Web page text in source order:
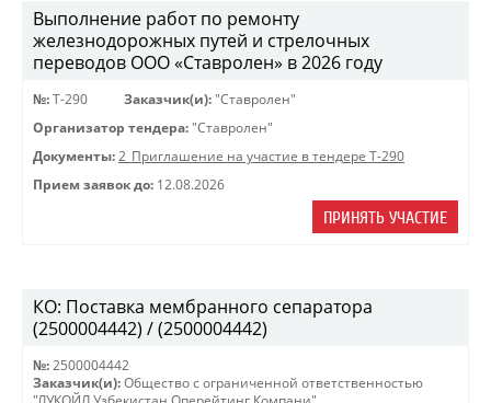
Выполнение работ по ремонту
железнодорожных путей и стрелочных
переводов ООО «Ставролен» в 2026 году
№: Т-290 Заказчик(и): "Ставролен"
Организатор тендера: "Ставролен"
Документы: 2_Приглашение на участие в тендере Т-290
Прием заявок до: 12.08.2026
ПРИНЯТЬ УЧАСТИЕ
КО: Поставка мембранного сепаратора
(2500004442) / (2500004442)
№: 2500004442
Заказчик(и): Общество с ограниченной ответственностью